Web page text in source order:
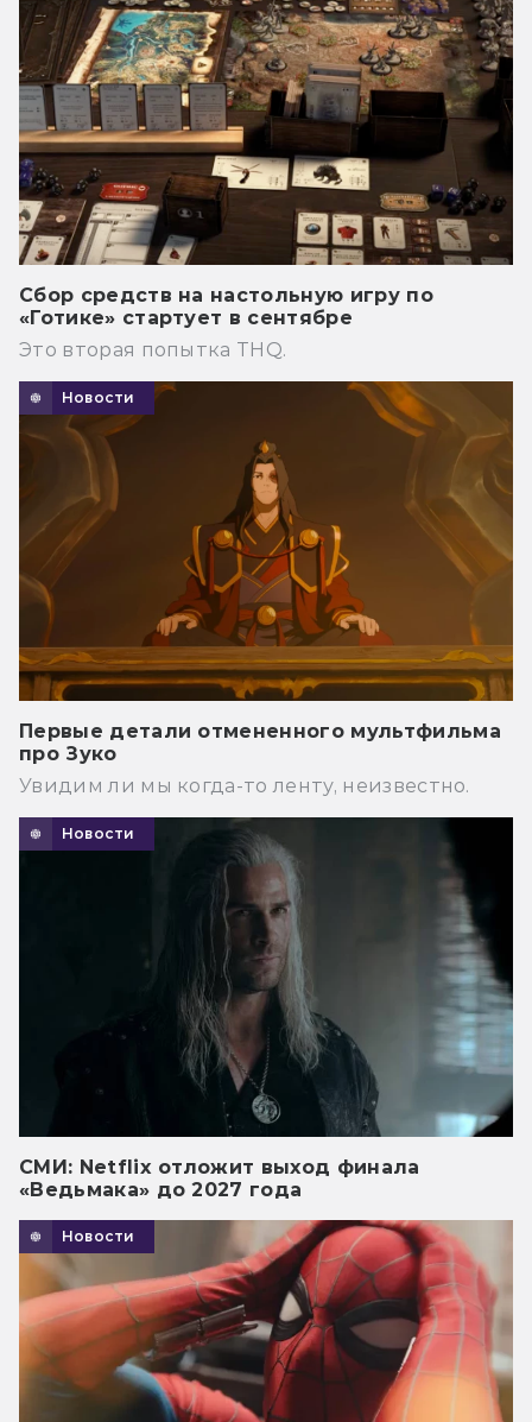
Сбор средств на настольную игру по
«Готике» стартует в сентябре
Это вторая попытка THQ.
Новости
Первые детали отмененного мультфильма
про Зуко
Увидим ли мы когда-то ленту, неизвестно.
Новости
СМИ: Netflix отложит выход финала
«Ведьмака» до 2027 года
Новости